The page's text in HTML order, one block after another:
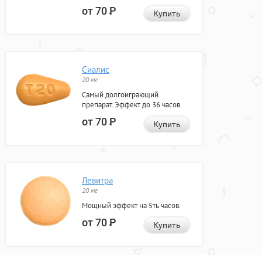
от 70Р Купить
Сиалис
20 мг
Самый долгоиграющий
препарат. Эффект до 36 часов.
от 70Р Купить
Левитра
20 мг
Мощный эффект на 5ть часов.
от 70Р Купить